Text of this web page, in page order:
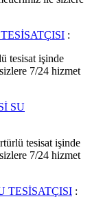
:
tesisat işinde
7/24 hizmet
SU
tesisat işinde
7/24 hizmet
TESİSATÇISI :